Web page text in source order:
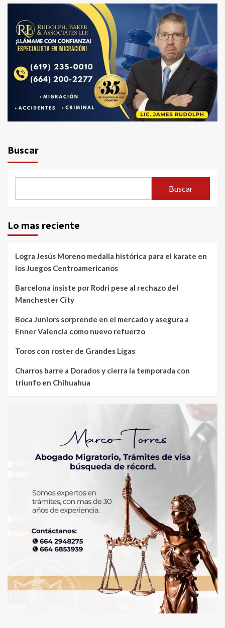
entradas
Buscar
Buscar
Lo mas reciente
Logra Jesús Moreno medalla histórica para el karate en
los Juegos Centroamericanos
Barcelona insiste por Rodri pese al rechazo del
Manchester City
Boca Juniors sorprende en el mercado y asegura a
Enner Valencia como nuevo refuerzo
Toros con roster de Grandes Ligas
Charros barre a Dorados y cierra la temporada con
triunfo en Chihuahua